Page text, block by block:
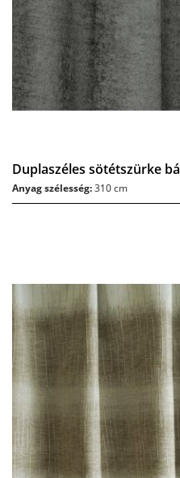
Duplaszéles sötétszürke
Anyag szélesség:310 cm